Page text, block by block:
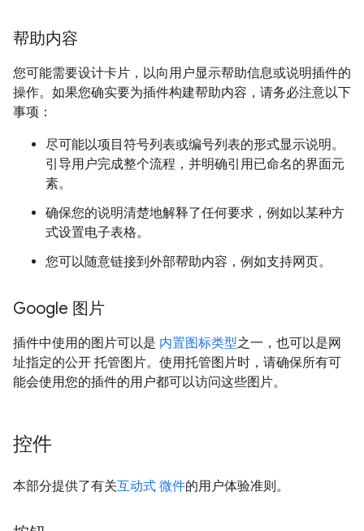
帮助内容
您可能需要设计卡片，以向用户显示帮助信息或说明插件的
操作。如果您确实要为插件构建帮助内容，请务必注意以下
事项：
尽可能以项目符号列表或编号列表的形式显示说明。
引导用户完成整个流程，并明确引用已命名的界面元
素。
确保您的说明清楚地解释了任何要求，例如以某种方
式设置电子表格。
您可以随意链接到外部帮助内容，例如支持网页。
Google 图片
插件中使用的图片可以是 内置图标类型之一，也可以是网
址指定的公开 托管图片。使用托管图片时，请确保所有可
能会使用您的插件的用户都可以访问这些图片。
控件
本部分提供了有关互动式 微件的用户体验准则。